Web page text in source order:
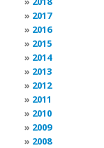
2017
2016
2015
2014
2013
2012
2011
2010
2009
2008